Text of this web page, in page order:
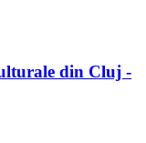
din Cluj -